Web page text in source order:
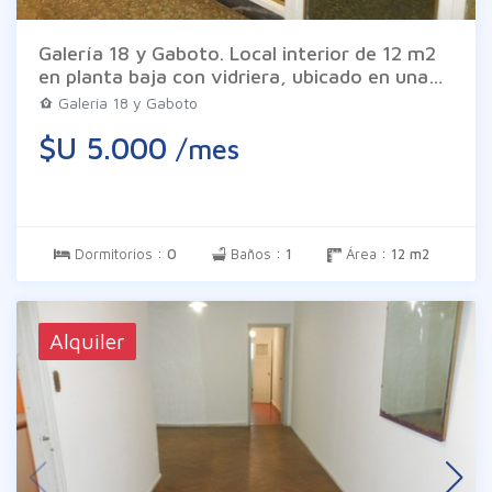
Galería 18 y Gaboto. Local interior de 12 m2
en planta baja con vidriera, ubicado en una
zona con inmejorable conectividad y
cuenta con baño de uso común y con fácil
acceso por Av. 18 de Julio y por Gaboto.
Galería 18 y Gaboto
$U 5.000 /mes
Dormitorios : 0 Baños : 1 Área : 12 m2
Alquiler